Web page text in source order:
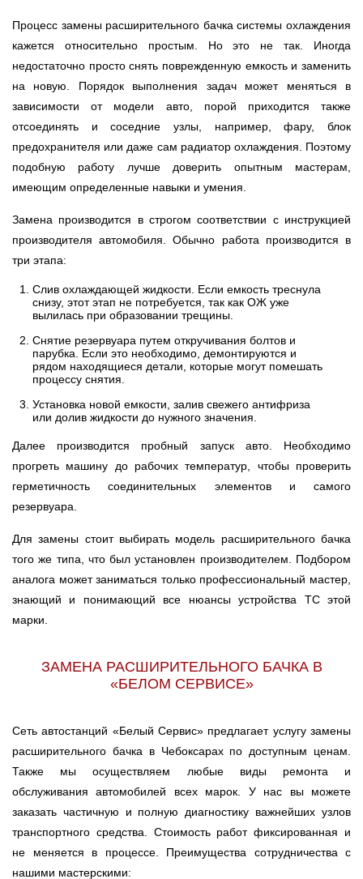
Процесс замены расширительного бачка системы охлаждения
кажется относительно простым. Но это не так. Иногда
недостаточно просто снять поврежденную емкость и заменить
на новую. Порядок выполнения задач может меняться в
зависимости от модели авто, порой приходится также
отсоединять и соседние узлы, например, фару, блок
предохранителя или даже сам радиатор охлаждения. Поэтому
подобную работу лучше доверить опытным мастерам,
имеющим определенные навыки и умения.
Замена производится в строгом соответствии с инструкцией
производителя автомобиля. Обычно работа производится в
три этапа:
Слив охлаждающей жидкости. Если емкость треснула
снизу, этот этап не потребуется, так как ОЖ уже
вылилась при образовании трещины.
Снятие резервуара путем откручивания болтов и
парубка. Если это необходимо, демонтируются и
рядом находящиеся детали, которые могут помешать
процессу снятия.
Установка новой емкости, залив свежего антифриза
или долив жидкости до нужного значения.
Далее производится пробный запуск авто. Необходимо
прогреть машину до рабочих температур, чтобы проверить
герметичность соединительных элементов и самого
резервуара.
Для замены стоит выбирать модель расширительного бачка
того же типа, что был установлен производителем. Подбором
аналога может заниматься только профессиональный мастер,
знающий и понимающий все нюансы устройства ТС этой
марки.
ЗАМЕНА РАСШИРИТЕЛЬНОГО БАЧКА В
«БЕЛОМ СЕРВИСЕ»
Сеть автостанций «Белый Сервис» предлагает услугу замены
расширительного бачка в Чебоксарах по доступным ценам.
Также мы осуществляем любые виды ремонта и
обслуживания автомобилей всех марок. У нас вы можете
заказать частичную и полную диагностику важнейших узлов
транспортного средства. Стоимость работ фиксированная и
не меняется в процессе. Преимущества сотрудничества с
нашими мастерскими: